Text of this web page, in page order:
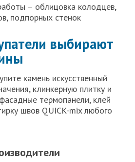
– облицовка колодцев,
подпорных стенок
выбирают
камень искусственный
клинкерную плитку и
термопанели, клей
швов QUICK-mix любого